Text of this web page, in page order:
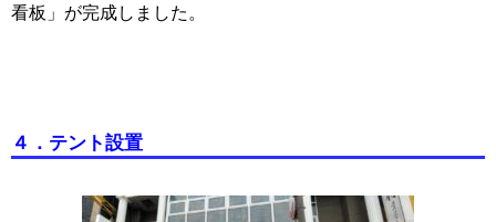
看板」が完成しました。
４．テント設置